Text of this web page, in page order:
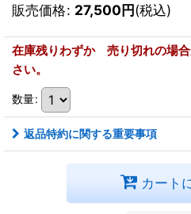
販売価格: 27,500円(税込)
在庫残りわずか 売り切れの場
さい。
数量:
返品特約に関する重要事項
カート